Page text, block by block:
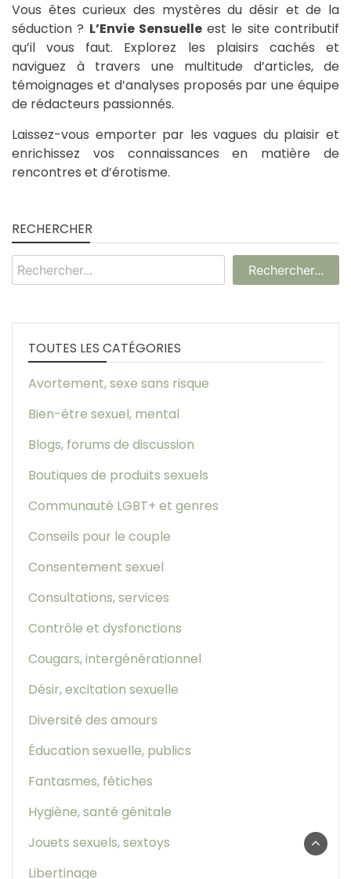
Vous êtes curieux des mystères du désir et de la
séduction ? L’Envie Sensuelleest le site contributif
qu’il vous faut. Explorez les plaisirs cachés et
naviguez à travers une multitude d’articles, de
témoignages et d’analyses proposés par une équipe
de rédacteurs passionnés.
Laissez-vous emporter par les vagues du plaisir et
enrichissez vos connaissances en matière de
rencontres et d’érotisme.
RECHERCHER
Rechercher...
TOUTES LES CATÉGORIES
Avortement, sexe sans risque
Bien-être sexuel, mental
Blogs, forums de discussion
Boutiques de produits sexuels
Communauté LGBT+ et genres
Conseils pour le couple
Consentement sexuel
Consultations, services
Contrôle et dysfonctions
Cougars, intergénérationnel
Désir, excitation sexuelle
Diversité des amours
Éducation sexuelle, publics
Fantasmes, fétiches
Hygiène, santé génitale
Jouets sexuels, sextoys
Libertinage